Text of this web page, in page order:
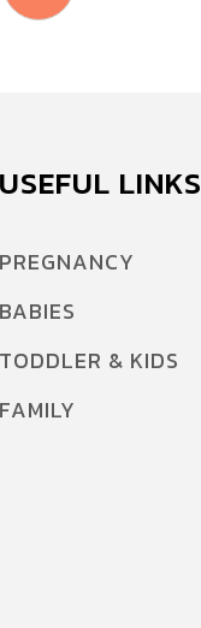
USEFUL LINKS
PREGNANCY
BABIES
TODDLER & KIDS
FAMILY